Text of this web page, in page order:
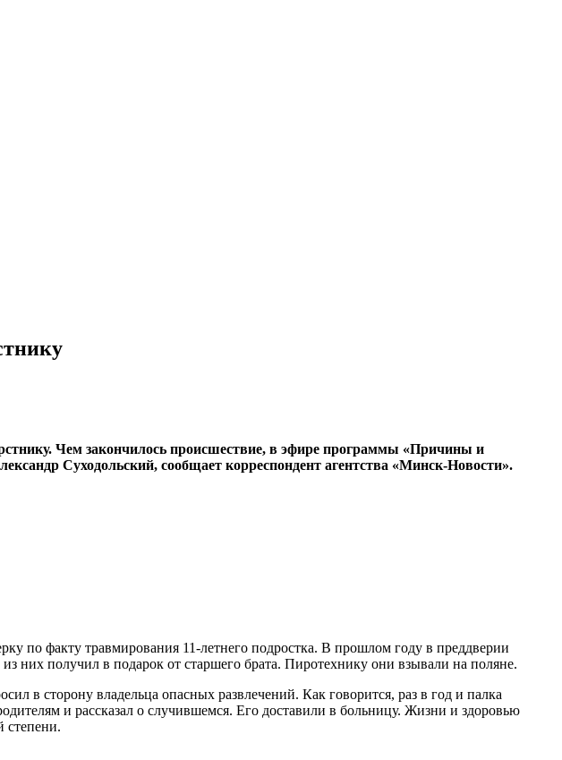
Чем закончилось происшествие, в эфире программы «Причины и
Суходольский, сообщает корреспондент агентства «Минск-Новости».
по факту травмирования 11-летнего подростка. В прошлом году в преддверии
них получил в подарок от старшего брата. Пиротехнику они взывали на поляне.
в сторону владельца опасных развлечений. Как говорится, раз в год и палка
и рассказал о случившемся. Его доставили в больницу. Жизни и здоровью
степени.